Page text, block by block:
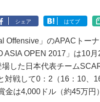
シェア はてブ
Offensive」のAPACトー
ASIA OPEN 2017」は10
した日本代表チーム
対戦して0：2（16：10、
金は4,000ドル（約45万円